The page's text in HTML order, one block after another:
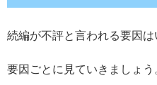
続編が不評と言われる要因は
要因ごとに見ていきましょう